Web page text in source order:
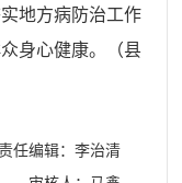
地方病防治工作
身心健康。（县
任编辑：李治清